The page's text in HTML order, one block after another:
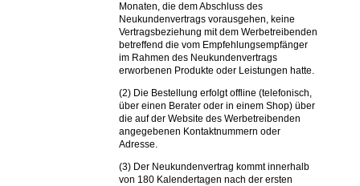
Monaten, die dem Abschluss des
Neukundenvertrags vorausgehen, keine
Vertragsbeziehung mit dem Werbetreibenden
betreffend die vom Empfehlungsempfänger
im Rahmen des Neukundenvertrags
erworbenen Produkte oder Leistungen hatte.
(2) Die Bestellung erfolgt offline (telefonisch,
über einen Berater oder in einem Shop) über
die auf der Website des Werbetreibenden
angegebenen Kontaktnummern oder
Adresse.
(3) Der Neukundenvertrag kommt innerhalb
von 180 Kalendertagen nach der ersten